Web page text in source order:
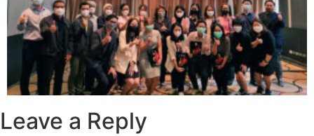
Leave a Reply